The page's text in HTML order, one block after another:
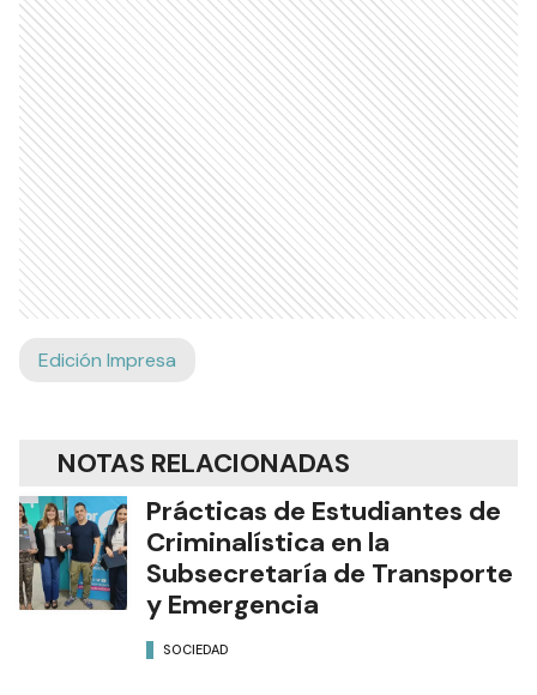
Edición Impresa
NOTAS RELACIONADAS
Prácticas de Estudiantes de
Criminalística en la
Subsecretaría de Transporte
y Emergencia
SOCIEDAD